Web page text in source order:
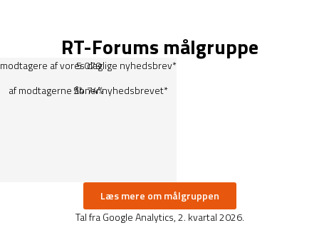
RT-Forums målgruppe
5 079
modtagere af vores daglige nyhedsbrev*
54.74%
af modtagerne åbner nyhedsbrevet*
Læs mere om målgruppen
Tal fra Google Analytics, 2. kvartal 2026.